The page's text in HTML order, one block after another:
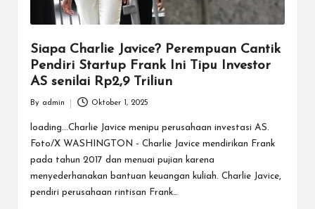
Siapa Charlie Javice? Perempuan Cantik
Pendiri Startup Frank Ini Tipu Investor
AS senilai Rp2,9 Triliun
by
By admin Oktober 1, 2025
loading...Charlie Javice menipu perusahaan investasi AS.
Foto/X WASHINGTON - Charlie Javice mendirikan Frank
pada tahun 2017 dan menuai pujian karena
menyederhanakan bantuan keuangan kuliah. Charlie Javice,
pendiri perusahaan rintisan Frank…